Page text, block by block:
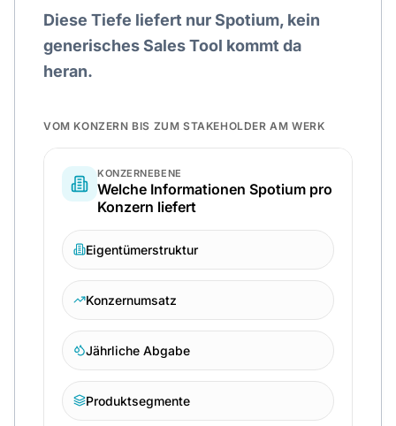
Diese Tiefe liefert nur Spotium, kein
generisches Sales Tool kommt da
heran.
VOM KONZERN BIS ZUM STAKEHOLDER AM WERK
KONZERNEBENE
Welche Informationen Spotium pro
Konzern liefert
Eigentümerstruktur
Konzernumsatz
Jährliche Abgabe
Produktsegmente